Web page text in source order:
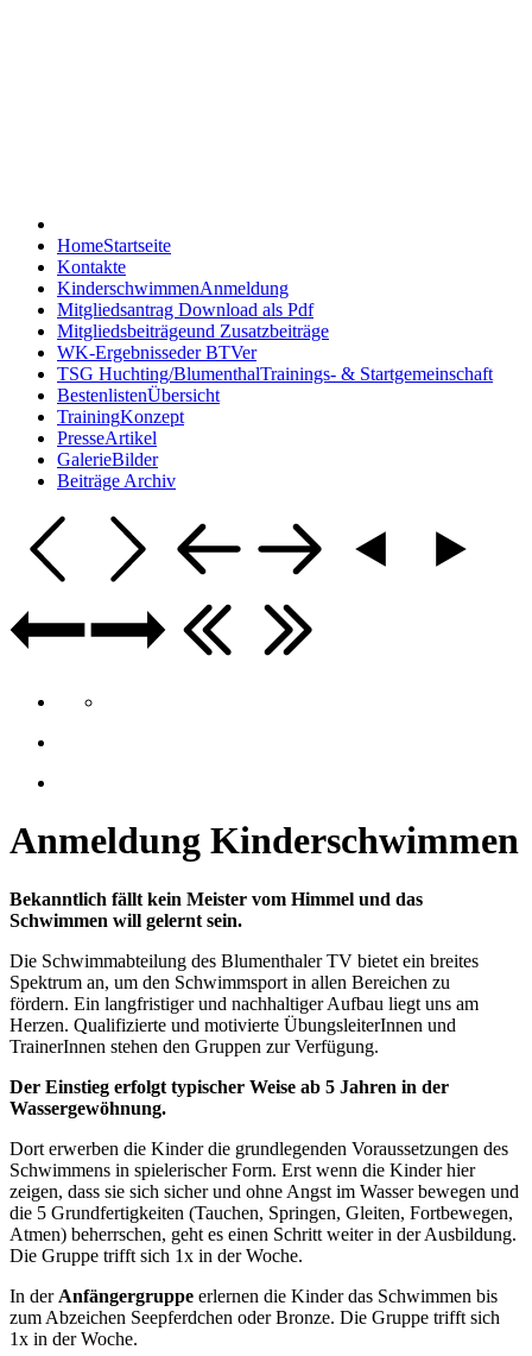
HomeStartseite
Kontakte
KinderschwimmenAnmeldung
Mitgliedsantrag Download als Pdf
Mitgliedsbeiträgeund Zusatzbeiträge
WK-Ergebnisseder BTVer
TSG Huchting/BlumenthalTrainings- & Startgemeinschaft
BestenlistenÜbersicht
TrainingKonzept
PresseArtikel
GalerieBilder
Beiträge Archiv
Anmeldung Kinderschwimmen
Bekanntlich fällt kein Meister vom Himmel und das
Schwimmen will gelernt sein.
Die Schwimmabteilung des Blumenthaler TV bietet ein breites
Spektrum an, um den Schwimmsport in allen Bereichen zu
fördern. Ein langfristiger und nachhaltiger Aufbau liegt uns am
Herzen. Qualifizierte und motivierte ÜbungsleiterInnen und
TrainerInnen stehen den Gruppen zur Verfügung.
Der Einstieg erfolgt typischer Weise ab 5 Jahren in der
Wassergewöhnung.
Dort erwerben die Kinder die grundlegenden Voraussetzungen des
Schwimmens in spielerischer Form. Erst wenn die Kinder hier
zeigen, dass sie sich sicher und ohne Angst im Wasser bewegen und
die 5 Grundfertigkeiten (Tauchen, Springen, Gleiten, Fortbewegen,
Atmen) beherrschen, geht es einen Schritt weiter in der Ausbildung.
Die Gruppe trifft sich 1x in der Woche.
In der Anfängergruppe erlernen die Kinder das Schwimmen bis
zum Abzeichen Seepferdchen oder Bronze. Die Gruppe trifft sich
1x in der Woche.